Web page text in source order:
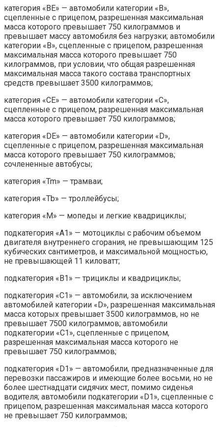
категория «BE» — автомобили категории «B»,
сцепленные с прицепом, разрешенная максимальная
масса которого превышает 750 килограммов и
превышает массу автомобиля без нагрузки; автомобили
категории «B», сцепленные с прицепом, разрешенная
максимальная масса которого превышает 750
килограммов, при условии, что общая разрешенная
максимальная масса такого состава транспортных
средств превышает 3500 килограммов;
категория «CE» — автомобили категории «C»,
сцепленные с прицепом, разрешенная максимальная
масса которого превышает 750 килограммов;
категория «DE» — автомобили категории «D»,
сцепленные с прицепом, разрешенная максимальная
масса которого превышает 750 килограммов;
сочлененные автобусы;
категория «Tm» — трамваи;
категория «Tb» — троллейбусы;
категория «M» — мопеды и легкие квадрициклы;
подкатегория «A1» — мотоциклы с рабочим объемом
двигателя внутреннего сгорания, не превышающим 125
кубических сантиметров, и максимальной мощностью,
не превышающей 11 киловатт;
подкатегория «B1» — трициклы и квадрициклы;
подкатегория «C1» — автомобили, за исключением
автомобилей категории «D», разрешенная максимальная
масса которых превышает 3500 килограммов, но не
превышает 7500 килограммов; автомобили
подкатегории «C1», сцепленные с прицепом,
разрешенная максимальная масса которого не
превышает 750 килограммов;
подкатегория «D1» — автомобили, предназначенные для
перевозки пассажиров и имеющие более восьми, но не
более шестнадцати сидячих мест, помимо сиденья
водителя; автомобили подкатегории «D1», сцепленные с
прицепом, разрешенная максимальная масса которого
не превышает 750 килограммов;